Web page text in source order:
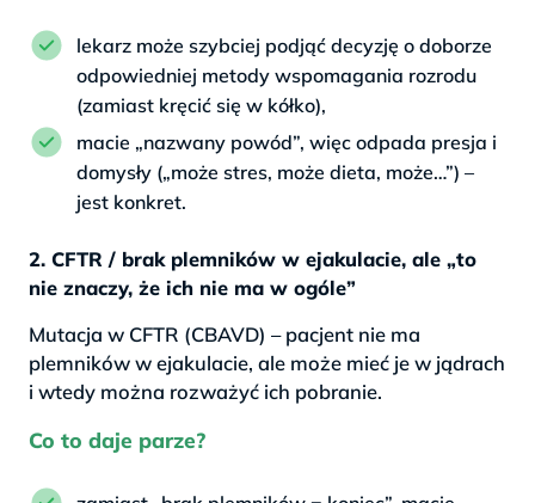
lekarz może szybciej podjąć decyzję o doborze
odpowiedniej metody wspomagania rozrodu
(zamiast kręcić się w kółko),
macie „nazwany powód”, więc odpada presja i
domysły („może stres, może dieta, może…”) –
jest konkret.
2. CFTR / brak plemników w ejakulacie, ale „to
nie znaczy, że ich nie ma w ogóle”
Mutacja w CFTR (CBAVD) – pacjent nie ma
plemników w ejakulacie, ale może mieć je w jądrach
i wtedy można rozważyć ich pobranie.
Co to daje parze?